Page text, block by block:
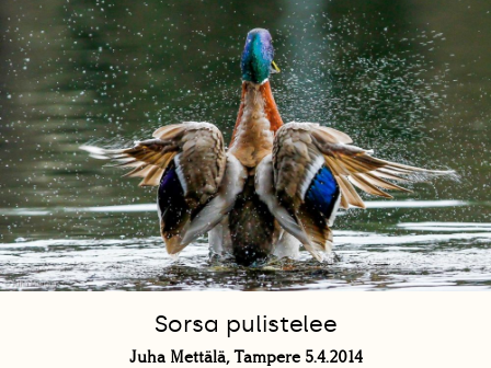
Sorsa pulistelee
Juha Mettälä, Tampere 5.4.2014